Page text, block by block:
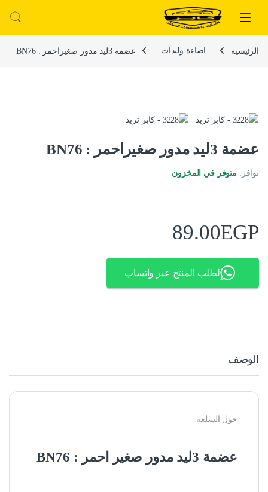
تخطي إلى المحتوى
الرئيسية اضاءة وليدات عضمة 3ليد مدور صغيراحمر : BN76
عضمة 3ليد مدور صغيراحمر : BN76
توافر: متوفر في المخزون
89.00EGP
لطلب المنتج عبر واتساب
الوصف
حول السلعة
عضمة 3ليد مدور صغير احمر : BN76